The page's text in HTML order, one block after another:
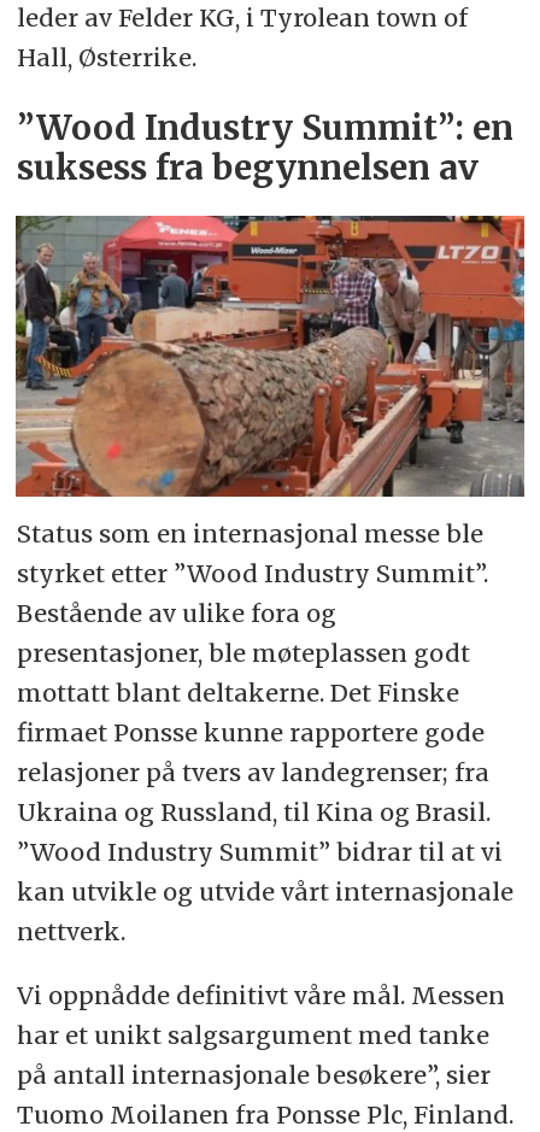
leder av Felder KG, i Tyrolean town of
Hall, Østerrike.
”Wood Industry Summit”: en
suksess fra begynnelsen av
Status som en internasjonal messe ble
styrket etter ”Wood Industry Summit”.
Bestående av ulike fora og
presentasjoner, ble møteplassen godt
mottatt blant deltakerne. Det Finske
firmaet Ponsse kunne rapportere gode
relasjoner på tvers av landegrenser; fra
Ukraina og Russland, til Kina og Brasil.
”Wood Industry Summit” bidrar til at vi
kan utvikle og utvide vårt internasjonale
nettverk.
Vi oppnådde definitivt våre mål. Messen
har et unikt salgsargument med tanke
på antall internasjonale besøkere”, sier
Tuomo Moilanen fra Ponsse Plc, Finland.